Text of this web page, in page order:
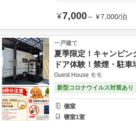
¥7,000～ ¥7,000/泊
一戸建て
夏季限定！キャンピン
ドア体験！禁煙・駐車
Guest House モモ
新型コロナウイルス対策あり
個室
寝室1室